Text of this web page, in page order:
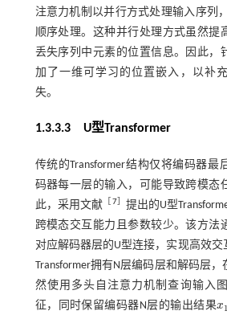
注意力机制以并行方式处理输入序列
顺序处理。这种并行处理方式虽然提
丢失序列中元素的位置信息。因此，
加了一维可学习的位置嵌入，以补
失。
1.3.3.3 U型Transformer
传统的Transformer结构仅将编码器最
码器每一层的输入，可能导致跨模态
此，采用文献
7］ 提出的U型
跨模态交互能力且参数较少。该方法
对应解码器层的U型连接，实现高效
Transformer拥有N层编码层和解码层
然使用多头自注意力机制查询输入
征，同时保留编码器N层的输出结果x1
x1